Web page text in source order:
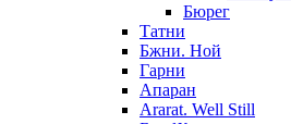
Бюрег
Татни
Бжни. Ной
Гарни
Апаран
Ararat. Well Still